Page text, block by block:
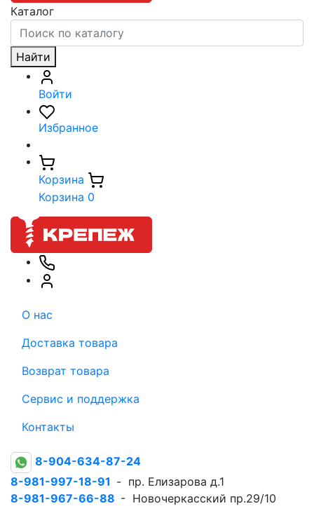
Каталог
Найти
Войти
Избранное
Корзина
Корзина 0
О нас
Доставка товара
Возврат товара
Сервис и поддержка
Контакты
8-904-634-87-24
8-981-997-18-91 - пр. Елизарова д.1
8-981-967-66-88 - Новочеркасский пр.29/10